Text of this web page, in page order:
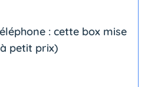
: cette box mise
petit prix)